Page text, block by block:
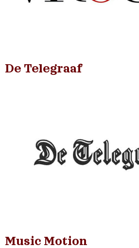
De Telegraaf
Music Motion